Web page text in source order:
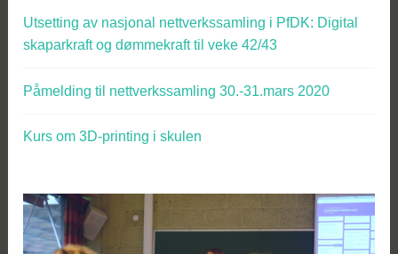
Utsetting av nasjonal nettverkssamling i PfDK: Digital
skaparkraft og dømmekraft til veke 42/43
Påmelding til nettverkssamling 30.-31.mars 2020
Kurs om 3D-printing i skulen